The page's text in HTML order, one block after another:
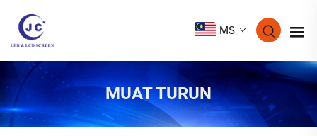
MS
MUAT TURUN